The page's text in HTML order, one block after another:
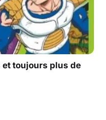
et toujours plus de